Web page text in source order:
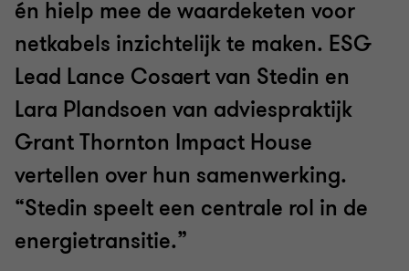
én hielp mee de waardeketen voor
netkabels inzichtelijk te maken. ESG
Lead Lance Cosaert van Stedin en
Lara Plandsoen van adviespraktijk
Grant Thornton Impact House
vertellen over hun samenwerking.
“Stedin speelt een centrale rol in de
energietransitie.”